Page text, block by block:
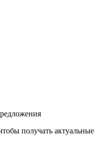
получать актуальные